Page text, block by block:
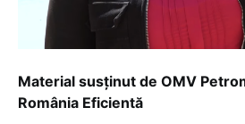
Material susținut de OMV
România Eficientă